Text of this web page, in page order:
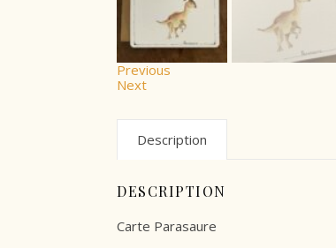
Previous
Next
Description
DESCRIPTION
Carte Parasaure